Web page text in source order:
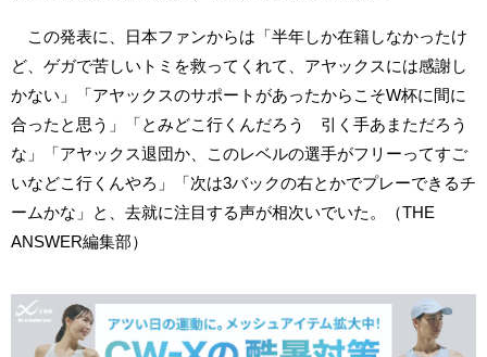
この発表に、日本ファンからは「半年しか在籍しなかったけ
ど、ゲガで苦しいトミを救ってくれて、アヤックスには感謝し
かない」「アヤックスのサポートがあったからこそW杯に間に
合ったと思う」「とみどこ行くんだろう 引く手あまただろう
な」「アヤックス退団か、このレベルの選手がフリーってすご
いなどこ行くんやろ」「次は3バックの右とかでプレーできるチ
ームかな」と、去就に注目する声が相次いでいた。（THE
ANSWER編集部）